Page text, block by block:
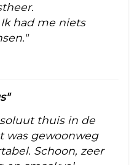
had me niets
thuis in de
was gewoonweg
Schoon, zeer